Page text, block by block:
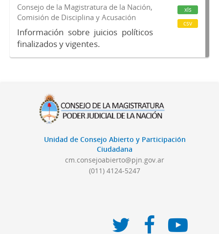
Consejo de la Magistratura de la Nación,
Comisión de Disciplina y Acusación
Información sobre juicios políticos
finalizados y vigentes.
xls
csv
Unidad de Consejo Abierto y Participación
Ciudadana
cm.consejoabierto@pjn.gov.ar
(011) 4124-5247